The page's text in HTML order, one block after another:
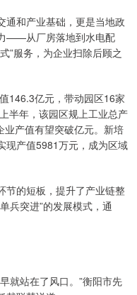
和产业基础，更是当地政
——从厂房落地到水电配
”服务，为企业扫除后顾之
亿元，带动园区16家
半年，该园区规上工业总产
产值有望突破亿元。新培
现产值5981万元，成为区域
的短板，提升了产业链整
兵突进”的发展模式，通
站在了风口。”衡阳市先